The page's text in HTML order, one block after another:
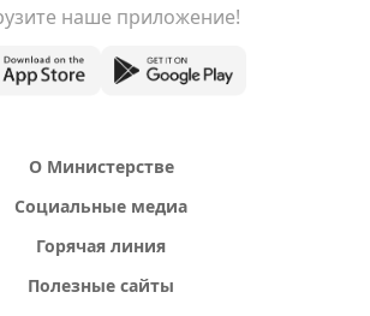
наше приложение!
О Министерстве
Социальные медиа
Горячая линия
Полезные сайты